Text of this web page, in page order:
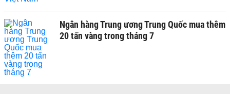
Ngân hàng Trung ương Trung Quốc mua thêm
20 tấn vàng trong tháng 7